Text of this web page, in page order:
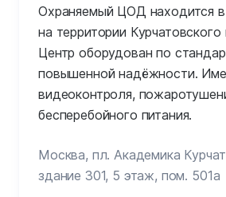
Охраняемый ЦОД находится
на территории Курчатовского
Центр оборудован по
повышенной надёжности.
видеоконтроля,
бесперебойного питания.
Москва, пл. Академика
здание 301, 5 этаж, пом. 501а